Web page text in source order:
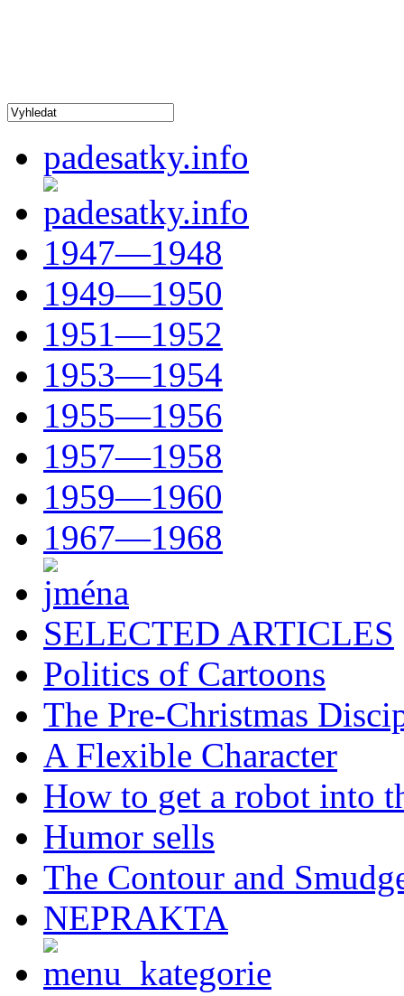
padesatky.info
1947—1948
1949—1950
1951—1952
1953—1954
1955—1956
1957—1958
1959—1960
1967—1968
SELECTED ARTICLES
Politics of Cartoons
The Pre-Christmas
A Flexible Character
How to get a robot into
Humor sells
The Contour and
NEPRAKTA